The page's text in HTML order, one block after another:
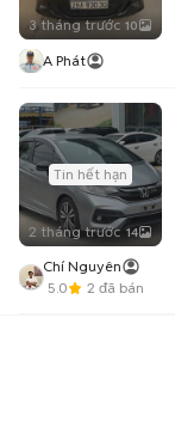
3 tháng trước 10
A Phát
Tin hết hạn
2 tháng trước 14
Chí Nguyên
5.0
2 đã bán